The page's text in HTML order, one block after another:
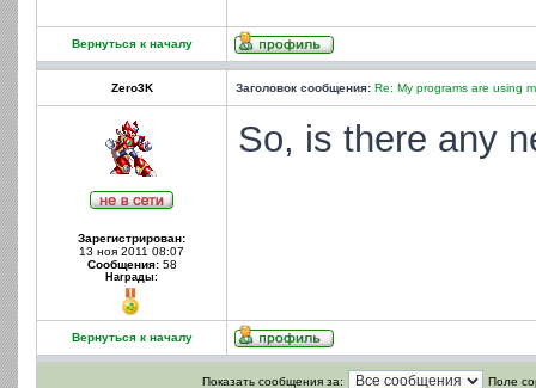
Вернуться к началу
Zero3K Заголовок сообщения: Re: My programs are using
Зарегистрирован:
13 ноя 2011 08:07
Сообщения:58
Награды:
So, is there any
Вернуться к началу
Показать сообщения за: Поле